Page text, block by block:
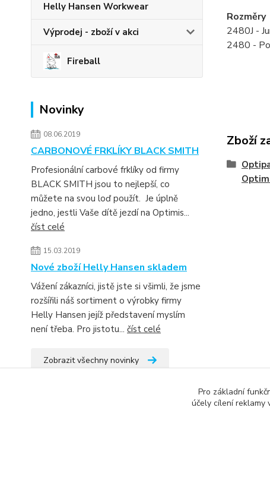
Helly Hansen Workwear
Výprodej - zboží v akci
Fireball
Novinky
08.06.2019
CARBONOVÉ FRKLÍKY BLACK SMITH
Profesionální carbové frklíky od firmy
BLACK SMITH jsou to nejlepší, co
můžete na svou loď použít. Je úplně
jedno, jestli Vaše dítě jezdí na Optimis...
číst celé
15.03.2019
Nové zboží Helly Hansen skladem
Vážení zákazníci, jistě jste si všimli, že jsme
rozšířili náš sortiment o výrobky firmy
Helly Hansen jejíž představení myslím
není třeba. Pro jistotu... číst celé
Zobrazit všechny novinky
Rozměry
2480J -
2480 -
Zboží
Pro základní
účely cílení reklamy